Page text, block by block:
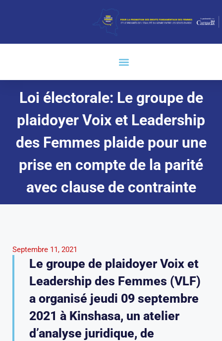
Loi électorale: Le groupe de
plaidoyer Voix et Leadership
des Femmes plaide pour une
prise en compte de la parité
avec clause de contrainte
Septembre 11, 2021
Le groupe de plaidoyer Voix et
Leadership des Femmes (VLF)
a organisé jeudi 09 septembre
2021 à Kinshasa, un atelier
d’analyse juridique, de